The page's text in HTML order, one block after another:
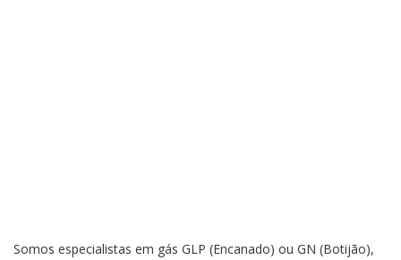
Somos especialistas em gás GLP (Encanado) ou GN (Botijão),